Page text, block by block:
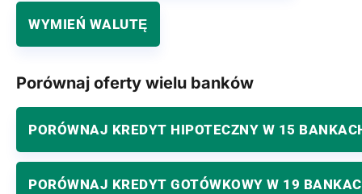
WYMIEŃ WALUTĘ
Porównaj oferty wielu banków
PORÓWNAJ KREDYT HIPOTECZNY W 15
PORÓWNAJ KREDYT GOTÓWKOWY W 19